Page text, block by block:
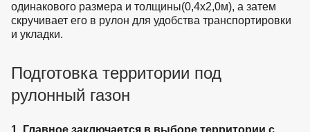
одинакового размера и толщины(0,4х2,0м), а затем
скручивает его в рулон для удобства транспортировки
и укладки.
Подготовка территории под
рулонный газон